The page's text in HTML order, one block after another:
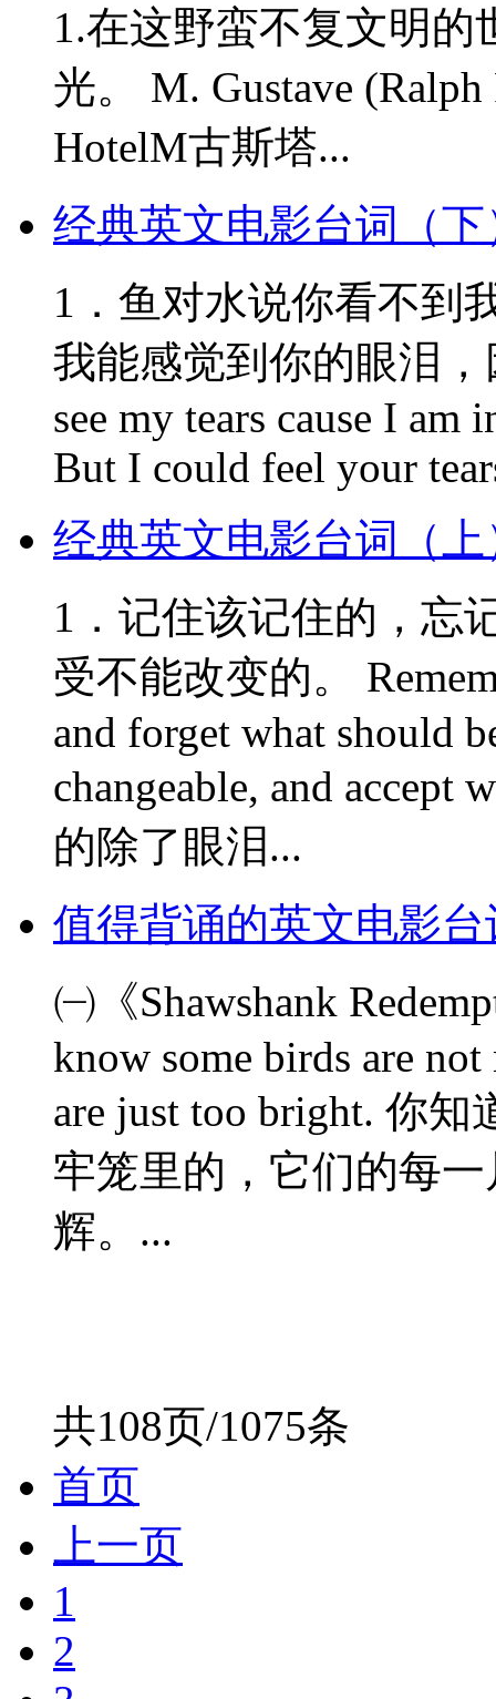
1.在这野蛮不复文明
光。 M. Gustave (Ralph
HotelM古斯塔...
经典英文电影台词（下
1．鱼对水说你看不到
我能感觉到你的眼泪
see my tears cause I am
But I could feel your
经典英文电影台词（上
1．记住该记住的，忘
受不能改变的。
and forget what should
changeable, and accept
的除了眼泪...
值得背诵的英文电影台
㈠《Shawshank
know some birds are not
are just too bright. 你
牢笼里的，它们的每
辉。...
共108页/1075条
首页
上一页
1
2